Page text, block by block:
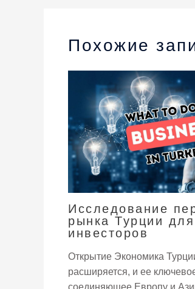
Похожие
Исследование
рынка Турции
инвесторов
Открытие Экономика
расширяется, и ее
соединяющее Европу и